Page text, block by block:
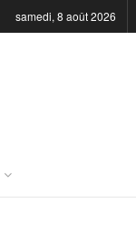
samedi, 8 août 2026